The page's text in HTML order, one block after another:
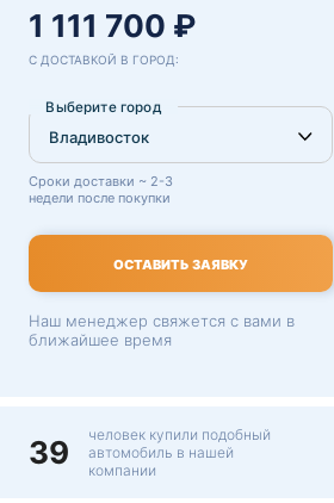
1 111 700 ₽
С ДОСТАВКОЙ В ГОРОД:
Выберите город
Сроки доставки ~ 2-3
недели после покупки
ОСТАВИТЬ ЗАЯВКУ
Наш менеджер свяжется с вами в
ближайшее время
39
человек купили подобный
автомобиль в нашей
компании